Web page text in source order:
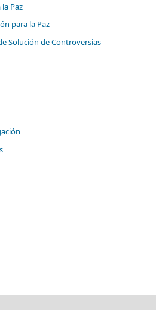
Paz
para la Paz
Solución de Controversias